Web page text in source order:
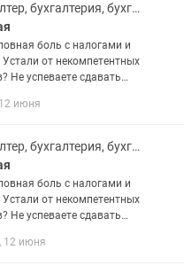
ТОП бухгалтер, бухгалтерия, бухгалтерские услуги Жезказган
боль с налогами и
от некомпетентных
от КГД? Не знаете,
июня
ТОП бухгалтер, бухгалтерия, бухгалтерские услуги Кызылорда
боль с налогами и
от некомпетентных
от КГД? Не знаете,
12 июня